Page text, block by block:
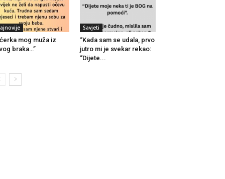
mog muža iz
braka…”
Savjeti
“Kada sam se udala, prvo
jutro mi je svekar rekao:
“Dijete...